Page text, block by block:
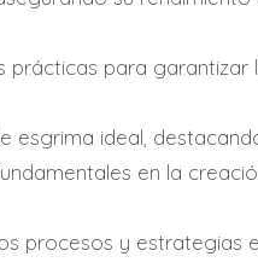
prácticas para garantizar
esgrima ideal,
en la
procesos y estrategias